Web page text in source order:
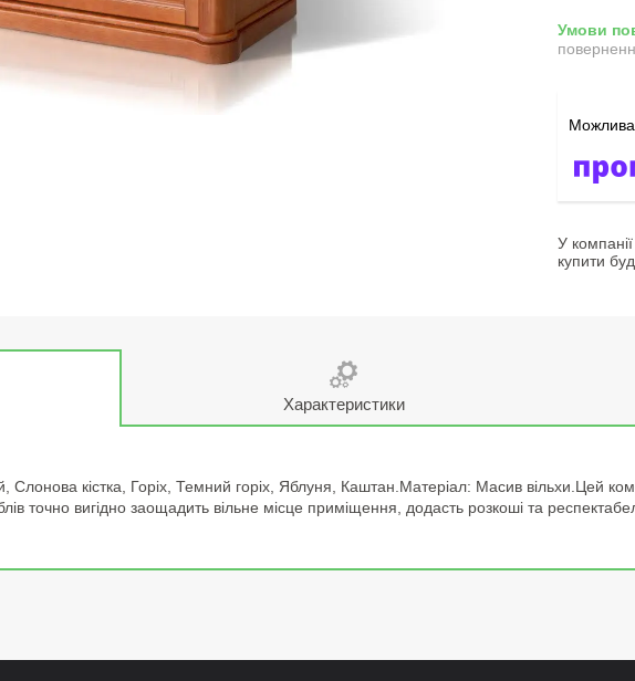
У
купити
Характеристики
Слонова кістка, Горіх, Темний горіх, Яблуня, Каштан.Матеріал: Масив вільхи.Цей
точно вигідно заощадить вільне місце приміщення, додасть розкоші та